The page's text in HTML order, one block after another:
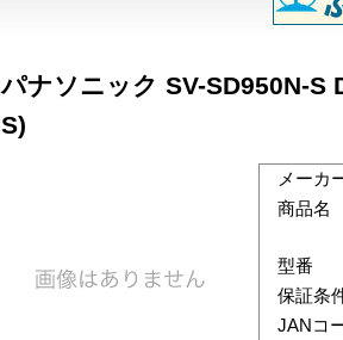
パナソニック SV-SD950N-S
S)
メーカ
商品名
型番
保証条
JANコ